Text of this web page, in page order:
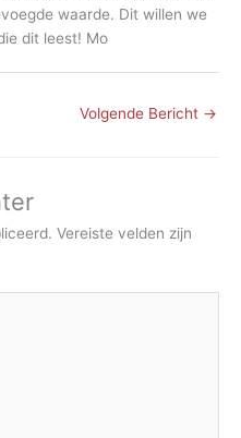
waarde. Dit willen we
dit leest! Mo
Volgende Bericht →
Vereiste velden zijn